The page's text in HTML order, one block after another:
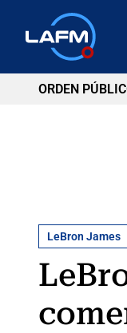
ORDEN
LeBron James